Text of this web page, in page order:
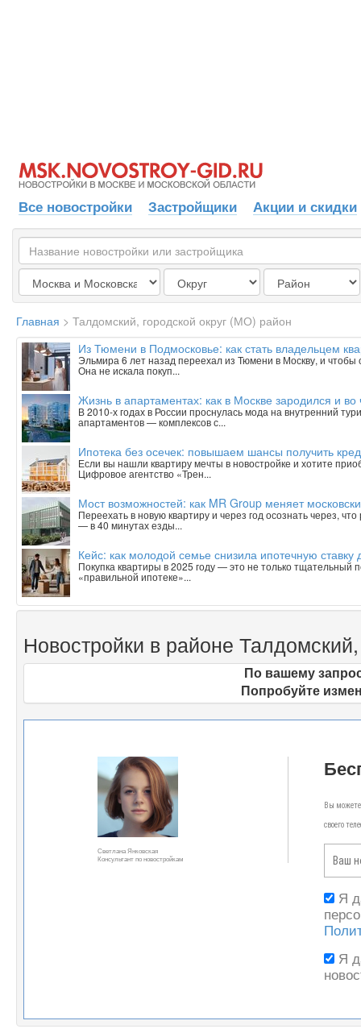
Все новостройки Застройщики Акции и скидки
Главная > Талдомский, городской округ (МО) район
Из Тюмени в Подмосковье: как стать владельцем
Эльмира 6 лет назад переехал из Тюмени в Москву, и
Она не искала покуп...
Жизнь в апартаментах: как в Москве зародился и
В 2010-х годах в России проснулась мода на внутренний
апартаментов — комплексов с...
Ипотека без осечек: повышаем шансы получить
Если вы нашли квартиру мечты в новостройке и хотите
Цифровое агентство «Трен...
Мост возможностей: как MR Group меняет
Переехать в новую квартиру и через год осознать через,
— в 40 минутах езды...
Кейс: как молодой семье снизила ипотечную
Покупка квартиры в 2025 году — это не только тщательный
«правильной ипотеке»...
Новостройки в районе
По вашему
Попробуйте
Светлана Янковская
Консультант по новостройкам
Вы
своего
Я
Я